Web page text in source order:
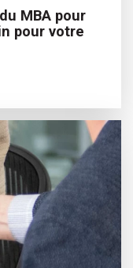
MBA pour
pour votre